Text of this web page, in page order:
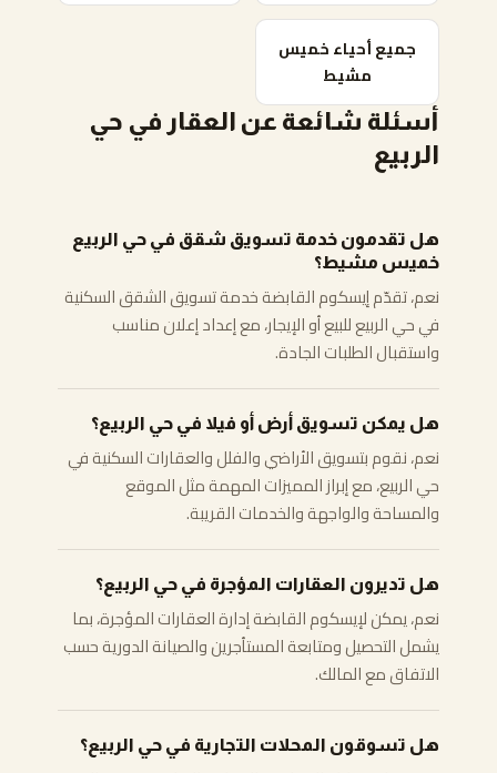
جميع أحياء خميس
مشيط
أسئلة شائعة عن العقار في حي
الربيع
هل تقدمون خدمة تسويق شقق في حي الربيع
خميس مشيط؟
نعم، تقدّم إيسكوم القابضة خدمة تسويق الشقق السكنية
في حي الربيع للبيع أو الإيجار، مع إعداد إعلان مناسب
واستقبال الطلبات الجادة.
هل يمكن تسويق أرض أو فيلا في حي الربيع؟
نعم، نقوم بتسويق الأراضي والفلل والعقارات السكنية في
حي الربيع، مع إبراز المميزات المهمة مثل الموقع
والمساحة والواجهة والخدمات القريبة.
هل تديرون العقارات المؤجرة في حي الربيع؟
نعم، يمكن لإيسكوم القابضة إدارة العقارات المؤجرة، بما
يشمل التحصيل ومتابعة المستأجرين والصيانة الدورية حسب
الاتفاق مع المالك.
هل تسوقون المحلات التجارية في حي الربيع؟